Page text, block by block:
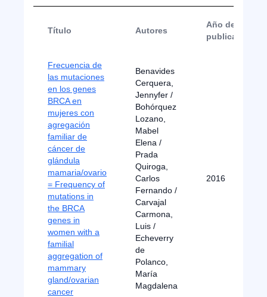
Título Autores
Año de
publicación
Frecuencia de
las mutaciones
en los genes
BRCA en
mujeres con
agregación
familiar de
cáncer de
glándula
mamaria/ovario
= Frequency of
mutations in
the BRCA
genes in
women with a
familial
aggregation of
mammary
gland/ovarian
cancer
Benavides
Cerquera,
Jennyfer /
Bohórquez
Lozano,
Mabel
Elena /
Prada
Quiroga,
Carlos
Fernando /
Carvajal
Carmona,
Luis /
Echeverry
de
Polanco,
María
Magdalena
2016